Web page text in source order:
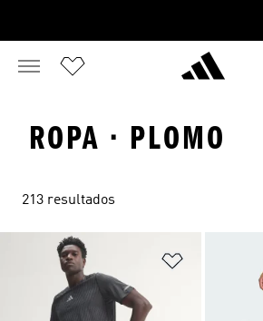
ROPA · PLOMO
213 resultados
Añadir a la